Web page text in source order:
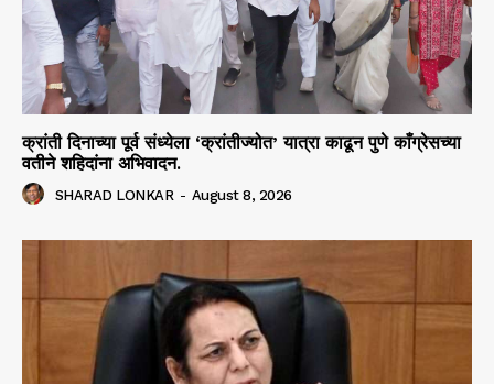
क्रांती दिनाच्या पूर्व संध्येला ‘क्रांतीज्योत’ यात्रा काढून पुणे काँग्रेसच्या
वतीने शहिदांना अभिवादन.
SHARAD LONKAR - August 8, 2026